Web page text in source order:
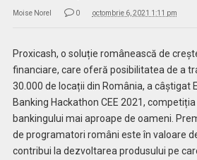
Moise Norel 0 octombrie 6, 2021 1:11 pm
Proxicash, o soluție românească de
financiare, care oferă posibilitatea de a
30.000 de locații din România, a câștigat
Banking Hackathon CEE 2021,
bankingului mai aproape de oameni.
de programatori români este în valoare
contribui la dezvoltarea produsului pe